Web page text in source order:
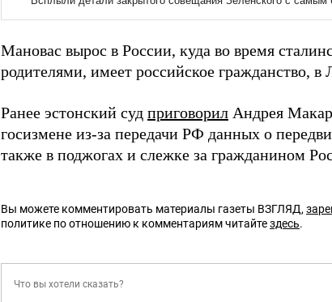
Мановас вырос в России, куда во время
родителями, имеет российское гражданство, в
Ранее эстонский суд приговорил Андрея
госизмене из-за передачи РФ данных о
также в поджогах и слежке за гражданином
Вы можете комментировать материалы газеты ВЗГЛЯД,
политике по отношению к комментариям читайтездесь.